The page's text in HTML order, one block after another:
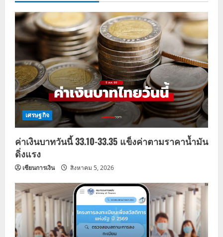
เศรษฐกิจ
ค่าเงินบาทวันนี้ 33.10-33.35 แข็งค่าตามราคาน้ำมัน
ดิ่งแรง
เซียนการเงิน สิงหาคม 5, 2026